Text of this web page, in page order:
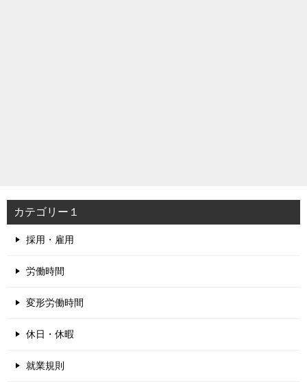
カテゴリー１
採用・雇用
労働時間
変形労働時間
休日・休暇
就業規則